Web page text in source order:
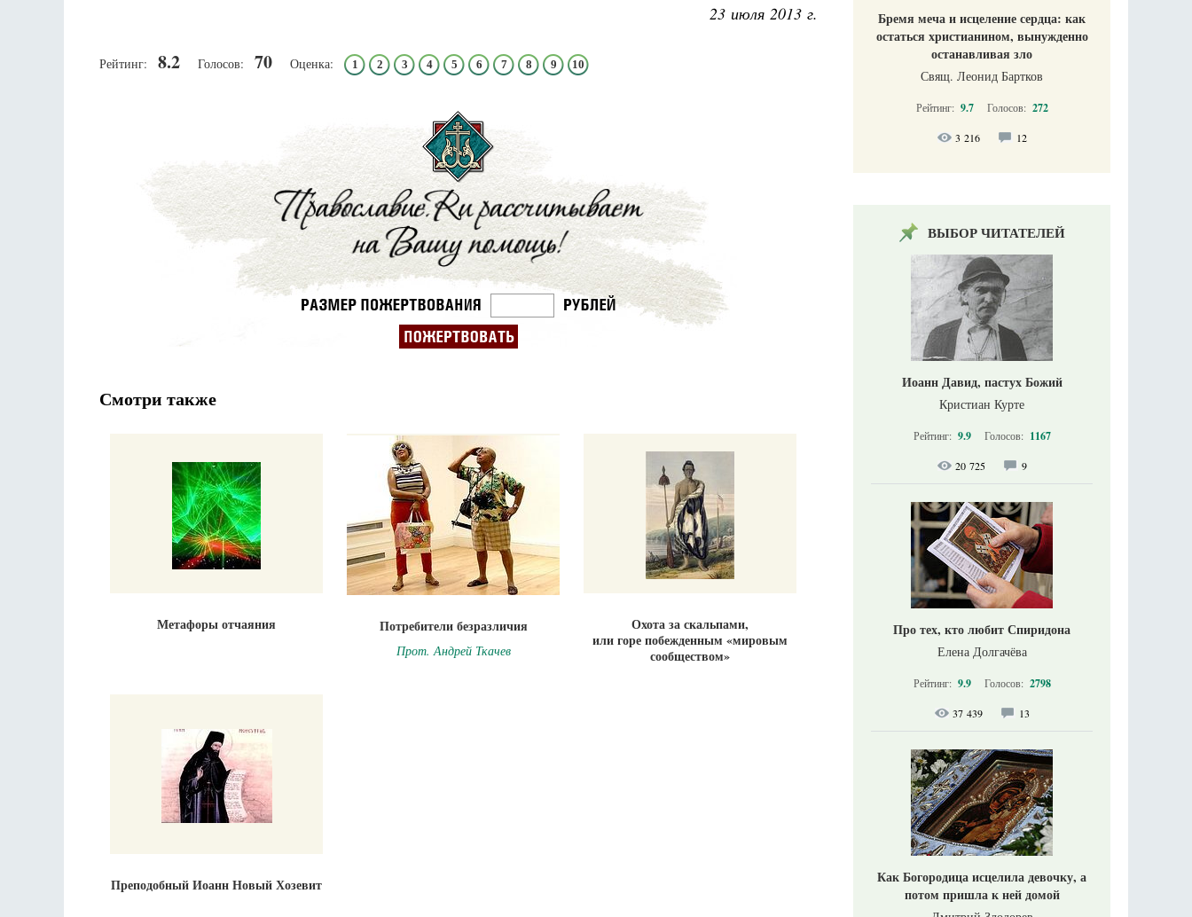
23 июля 2013 г.
Рейтинг: 8.2 Голосов: 70 Оценка: 1 2 3 4 5 6 7 8 9 10
Смотри также
Метафоры отчаяния Потребители безразличия
Прот. Андрей Ткачев
Охота за скальпами,
или горе побежденным «мировым
сообществом»
Преподобный Иоанн Новый Хозевит
Бремя меча и исцеление сердца: как
остаться христианином, вынужденно
останавливая зло
Свящ. Леонид Бартков
Рейтинг: 9.7 Голосов: 272
3 216 12
ВЫБОР ЧИТАТЕЛЕЙ
Иоанн Давид, пастух Божий
Кристиан Курте
Рейтинг: 9.9 Голосов: 1167
20 725 9
Про тех, кто любит Спиридона
Елена Долгачёва
Рейтинг: 9.9 Голосов: 2798
37 439 13
Как Богородица исцелила девочку, а
потом пришла к ней домой